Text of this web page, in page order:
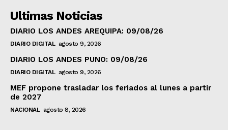
Ultimas Noticias
DIARIO LOS ANDES AREQUIPA: 09/08/26
DIARIO DIGITAL agosto 9, 2026
DIARIO LOS ANDES PUNO: 09/08/26
DIARIO DIGITAL agosto 9, 2026
MEF propone trasladar los feriados al lunes a partir
de 2027
NACIONAL agosto 8, 2026